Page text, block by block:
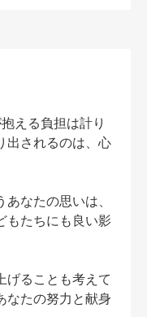
える負担は計り
出されるのは、心
なたの思いは、
もたちにも良い影
げることも考えて
なたの努力と献身